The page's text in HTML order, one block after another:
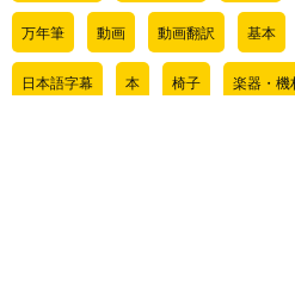
万年筆 動画 動画翻訳 基本
日本語字幕 本 椅子 楽器・機